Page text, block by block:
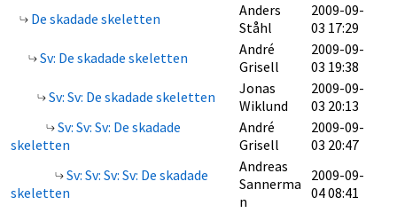
De skadade skeletten
Anders
Ståhl
2009-09-
03 17:29
Sv: De skadade skeletten
André
Grisell
2009-09-
03 19:38
Sv: Sv: De skadade skeletten
Jonas
Wiklund
2009-09-
03 20:13
Sv: Sv: Sv: De skadade
skeletten
André
Grisell
2009-09-
03 20:47
Sv: Sv: Sv: Sv: De skadade
skeletten
Andreas
Sannerma
n
2009-09-
04 08:41